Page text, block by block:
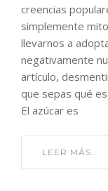
creencias
simplemente
llevarnos a
negativamente
artículo,
que sepas qué
El azúcar es
LEER MÁS...